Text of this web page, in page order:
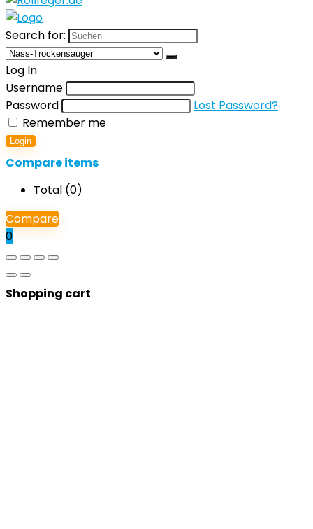
Search for:
Log In
Username
Password
Lost Password?
Remember me
Login
Compare items
Total (0)
Compare
0
Shopping cart